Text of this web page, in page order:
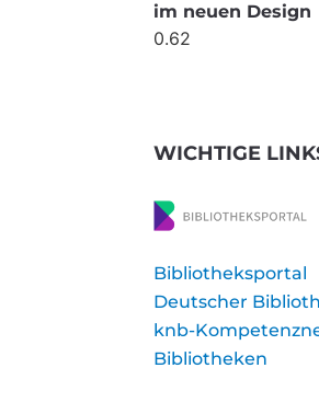
im neuen Design
WICHTIGE
Bibliotheksportal
Deutscher
knb-
Bibliotheken